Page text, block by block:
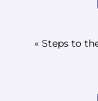
« Steps to